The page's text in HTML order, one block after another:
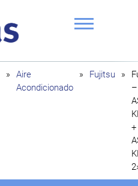
Ragas
»
Aire
Acondicionado
» Fujitsu »
–
+